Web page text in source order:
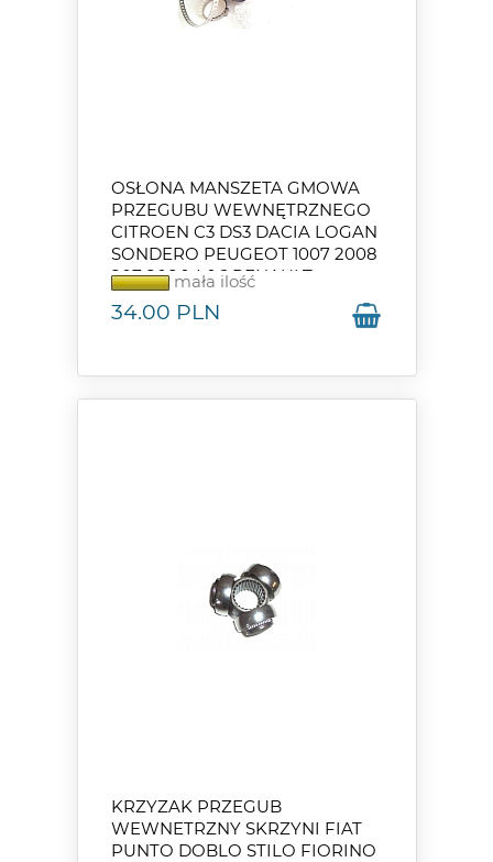
OSŁONA MANSZETA GMOWA
PRZEGUBU WEWNĘTRZNEGO
CITROEN C3 DS3 DACIA LOGAN
SONDERO PEUGEOT 1007 2008
207 208 1.4-1.6 RENAULT
MEGANE III SCENIC III TWINGO
II 1.2-1.6
mała ilość
34.00 PLN
KRZYZAK PRZEGUB
WEWNETRZNY SKRZYNI FIAT
PUNTO DOBLO STILO FIORINO